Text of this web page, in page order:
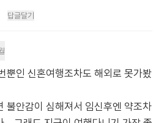
답글달기
뿐인 신혼여행조차도 해외로 못가봤
불안감이 심해져서 임신후엔 약조차